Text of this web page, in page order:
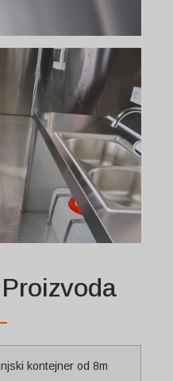
kontejner od 8m